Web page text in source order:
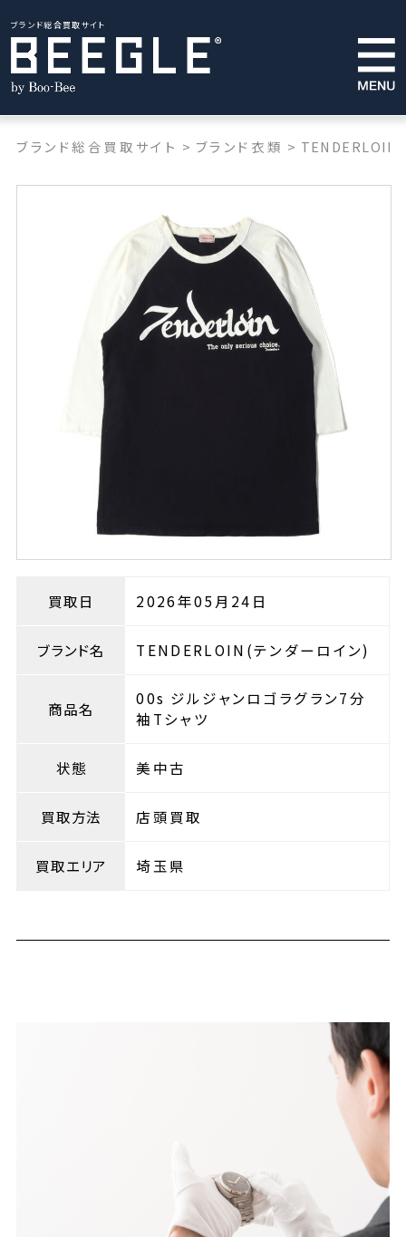
ブランド総合買取サイト
ブランド総合買取サイト > ブランド衣類 > TENDERLOIN
買取日 2026年05月24日
ブランド名 TENDERLOIN(テンダーロイン)
商品名
00s ジルジャンロゴラグラン7分
袖Tシャツ
状態 美中古
買取方法 店頭買取
買取エリア 埼玉県